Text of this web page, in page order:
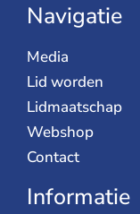
Navigatie
Media
Lid worden
Lidmaatschap
Webshop
Contact
Informatie